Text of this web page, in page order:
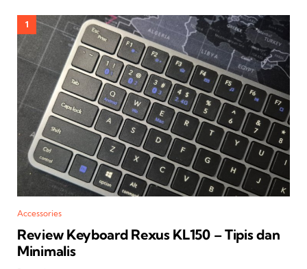
Accessories
Review Keyboard Rexus KL150 – Tipis dan
Minimalis